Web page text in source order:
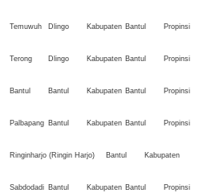
Temuwuh Dlingo Kabupaten Bantul
Propinsi
Terong Dlingo Kabupaten Bantul
Propinsi
Bantul Bantul Kabupaten Bantul
Propinsi
Palbapang Bantul Kabupaten Bantul
Propinsi
Ringinharjo (Ringin Harjo) Bantul
Kabupaten
Sabdodadi Bantul Kabupaten Bantul
Propinsi